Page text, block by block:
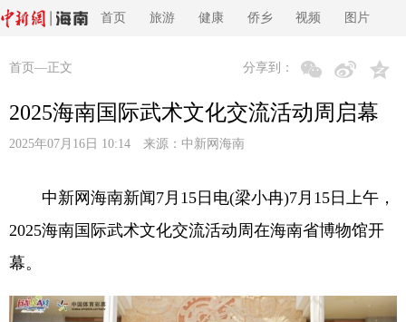
首页 旅游 健康 侨乡 视频 图片
首页 —正文 分享到：
2025海南国际武术文化交流活动周启幕
2025年07月16日 10:14 来源： 中新网海南
中新网海南新闻7月15日电(梁小冉)7月15日上午，
2025海南国际武术文化交流活动周在海南省博物馆开
幕。